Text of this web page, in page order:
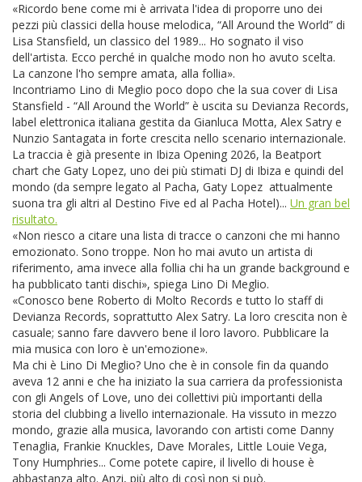
«Ricordo bene come mi è arrivata l'idea di proporre uno dei
pezzi più classici della house melodica, “All Around the World” di
Lisa Stansfield, un classico del 1989... Ho sognato il viso
dell'artista. Ecco perché in qualche modo non ho avuto scelta.
La canzone l'ho sempre amata, alla follia».
Incontriamo Lino di Meglio poco dopo che la sua cover di Lisa
Stansfield - “All Around the World” è uscita su Devianza Records,
label elettronica italiana gestita da Gianluca Motta, Alex Satry e
Nunzio Santagata in forte crescita nello scenario internazionale.
La traccia è già presente in Ibiza Opening 2026, la Beatport
chart che Gaty Lopez, uno dei più stimati DJ di Ibiza e quindi del
mondo (da sempre legato al Pacha, Gaty Lopez attualmente
suona tra gli altri al Destino Five ed al Pacha Hotel)... Un gran bel
risultato.
«Non riesco a citare una lista di tracce o canzoni che mi hanno
emozionato. Sono troppe. Non ho mai avuto un artista di
riferimento, ama invece alla follia chi ha un grande background e
ha pubblicato tanti dischi», spiega Lino Di Meglio.
«Conosco bene Roberto di Molto Records e tutto lo staff di
Devianza Records, soprattutto Alex Satry. La loro crescita non è
casuale; sanno fare davvero bene il loro lavoro. Pubblicare la
mia musica con loro è un'emozione».
Ma chi è Lino Di Meglio? Uno che è in console fin da quando
aveva 12 anni e che ha iniziato la sua carriera da professionista
con gli Angels of Love, uno dei collettivi più importanti della
storia del clubbing a livello internazionale. Ha vissuto in mezzo
mondo, grazie alla musica, lavorando con artisti come Danny
Tenaglia, Frankie Knuckles, Dave Morales, Little Louie Vega,
Tony Humphries... Come potete capire, il livello di house è
abbastanza alto. Anzi, più alto di così non si può.